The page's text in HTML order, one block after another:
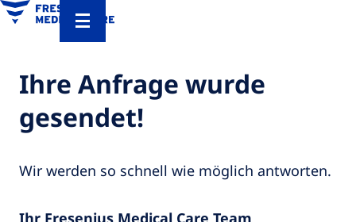
Ihre Anfrage wurde
gesendet!
Wir werden so schnell wie möglich antworten.
Ihr Fresenius Medical Care Team